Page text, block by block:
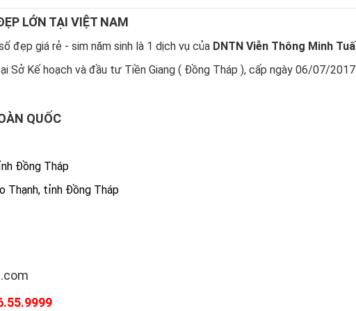
LỚN TẠI VIỆT NAM
đẹp giá rẻ - sim năm sinh là 1 dịch vụ của DNTN Viễn Thông Minh
Sở Kế hoạch và đầu tư Tiền Giang ( Đồng Tháp ), cấp ngày 06/07/2017
QUỐC
Đồng Tháp
Thạnh, tỉnh Đồng Tháp